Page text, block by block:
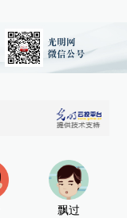
飘过